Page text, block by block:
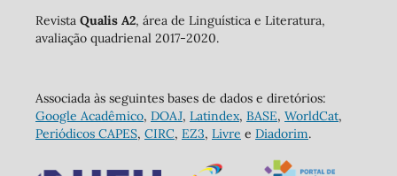
Revista Qualis A2, área de Linguística e Literatura,
avaliação quadrienal 2017-2020.
Associada às seguintes bases de dados e diretórios:
Google Acadêmico, DOAJ, Latindex, BASE, WorldCat,
Periódicos CAPES, CIRC, EZ3, Livre e Diadorim.